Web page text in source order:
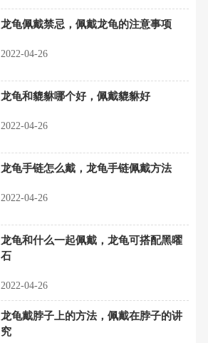
龙龟佩戴禁忌，佩戴龙龟的注意事项
2022-04-26
龙龟和貔貅哪个好，佩戴貔貅好
2022-04-26
龙龟手链怎么戴，龙龟手链佩戴方法
2022-04-26
龙龟和什么一起佩戴，龙龟可搭配黑曜
石
2022-04-26
龙龟戴脖子上的方法，佩戴在脖子的讲
究